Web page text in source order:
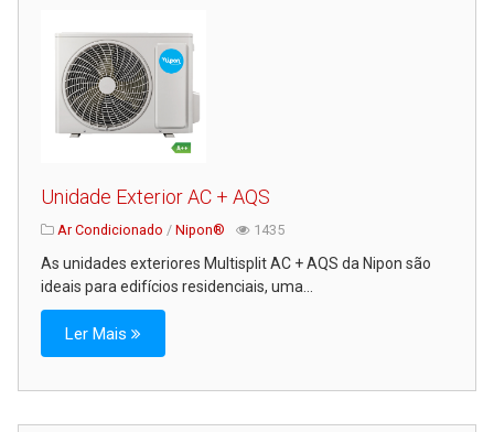
Piso Radiante
Radiadores e Ventiloconvetores
Depósitos de Gasóleo e Água
Regulação e Controlo
Complementos de Instalação
Bombas e Circuladores
Chaminés
Ferramentas
Unidade Exterior AC + AQS
Ar Condicionado / Nipon® 1435
As unidades exteriores Multisplit AC + AQS da Nipon são
ideais para edifícios residenciais, uma...
Ler Mais